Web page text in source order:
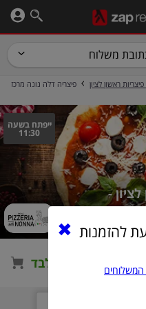
משלוח
ראשון לציון
פיצריה דלה נונה מרכז
-
ייפתח בשעה
11:30
הזמנה טלפונית בלבד
להזמנות